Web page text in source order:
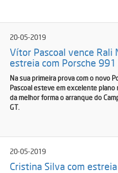
20-05-2019
Vítor Pascoal vence Rali
estreia com Porsche 991
Na sua primeira prova com o novo
Pascoal esteve em excelente
da melhor forma o arranque do
GT.
20-05-2019
Cristina Silva com